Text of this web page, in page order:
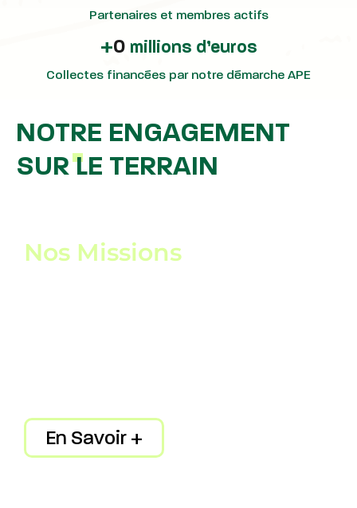
Partenaires et membres actifs​
Collectes financées par notre démarche APE
+0 millions d’euros
NOTRE ENGAGEMENT
SUR LE TERRAIN
Nos Missions
En Savoir +